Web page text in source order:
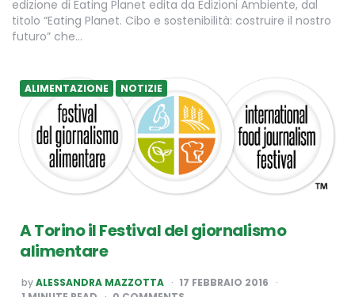
edizione di Eating Planet edita da Edizioni Ambiente, dal
titolo “Eating Planet. Cibo e sostenibilità: costruire il nostro
futuro” che…
ALIMENTAZIONE NOTIZIE
A Torino il Festival del giornalismo
alimentare
POSTED
BY
byALESSANDRA MAZZOTTA
17 FEBBRAIO 2016